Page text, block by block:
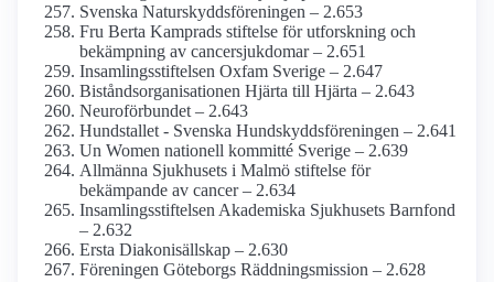
Svenska Naturskydds­föreningen – 2.653
Fru Berta Kamprads stiftelse för utforskning och
bekämpning av cancersjukdomar – 2.651
Insamlings­stiftelsen Oxfam Sverige – 2.647
Bistånds­organisationen Hjärta till Hjärta – 2.643
Neuro­förbundet – 2.643
Hundstallet - Svenska Hundskydds­föreningen – 2.641
Un Women nationell kommitté Sverige – 2.639
Allmänna Sjukhusets i Malmö stiftelse för
bekämpande av cancer – 2.634
Insamlings­stiftelsen Akademiska Sjukhusets Barnfond
– 2.632
Ersta Diakonisällskap – 2.630
Föreningen Göteborgs Räddnings­mission – 2.628